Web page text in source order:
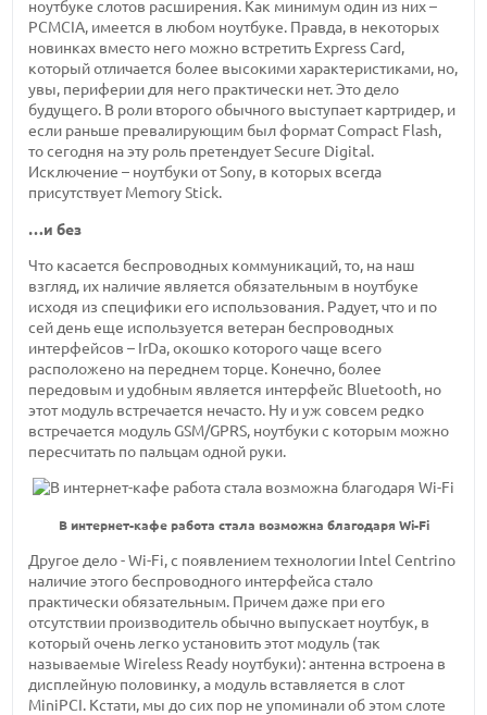
ноутбуке слотов расширения. Как минимум один из них –
PCMCIA, имеется в любом ноутбуке. Правда, в некоторых
новинках вместо него можно встретить Express Card,
который отличается более высокими характеристиками, но,
увы, периферии для него практически нет. Это дело
будущего. В роли второго обычного выступает картридер, и
если раньше превалирующим был формат Compact Flash,
то сегодня на эту роль претендует Secure Digital.
Исключение – ноутбуки от Sony, в которых всегда
присутствует Memory Stick.
…и без
Что касается беспроводных коммуникаций, то, на наш
взгляд, их наличие является обязательным в ноутбуке
исходя из специфики его использования. Радует, что и по
сей день еще используется ветеран беспроводных
интерфейсов – IrDa, окошко которого чаще всего
расположено на переднем торце. Конечно, более
передовым и удобным является интерфейс Bluetooth, но
этот модуль встречается нечасто. Ну и уж совсем редко
встречается модуль GSM/GPRS, ноутбуки с которым можно
пересчитать по пальцам одной руки.
В интернет-кафе работа стала возможна благодаря Wi-Fi
Другое дело - Wi-Fi, с появлением технологии Intel Centrino
наличие этого беспроводного интерфейса стало
практически обязательным. Причем даже при его
отсутствии производитель обычно выпускает ноутбук, в
который очень легко установить этот модуль (так
называемые Wireless Ready ноутбуки): антенна встроена в
дисплейную половинку, а модуль вставляется в слот
MiniPCI. Кстати, мы до сих пор не упоминали об этом слоте